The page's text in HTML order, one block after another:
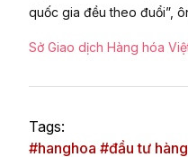
quốc gia đều theo đuổi”,
Sở Giao dịch Hàng hóa
Tags:
#hanghoa #đầu tư